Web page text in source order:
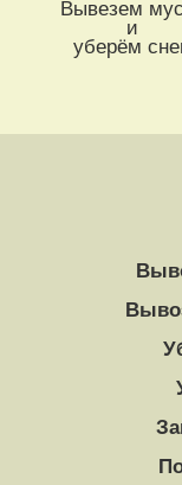
Вывезем
и
уберём